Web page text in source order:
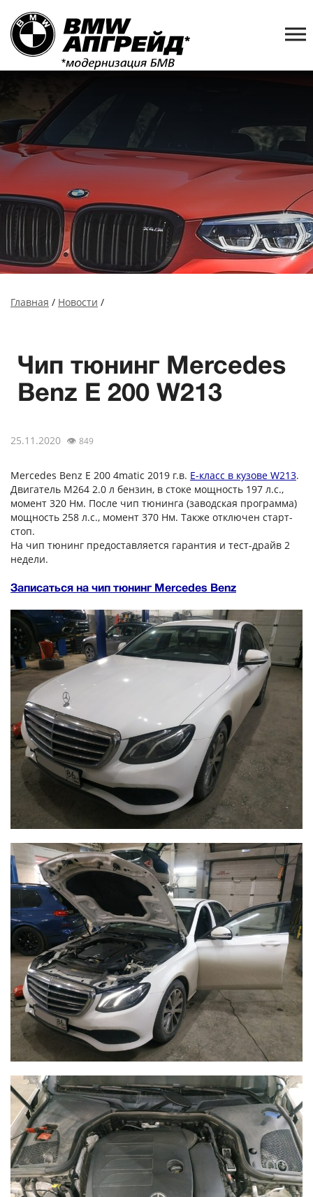
Главная / Новости /
Чип тюнинг Mercedes
Benz E 200 W213
25.11.2020 👁 849
Mercedes Benz E 200 4matic 2019 г.в. E-класс в кузове W213.
Двигатель M264 2.0 л бензин, в стоке мощность 197 л.с.,
момент 320 Нм. После чип тюнинга (заводская программа)
мощность 258 л.с., момент 370 Нм. Также отключен старт-
стоп.
На чип тюнинг предоставляется гарантия и тест-драйв 2
недели.
Записаться на чип тюнинг Mercedes Benz